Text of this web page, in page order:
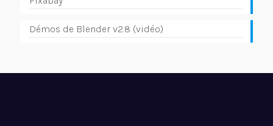
Démos de Blender v2.8 (vidéo)